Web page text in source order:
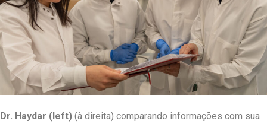
Dr. Haydar (left) (à direita) comparando informações com sua